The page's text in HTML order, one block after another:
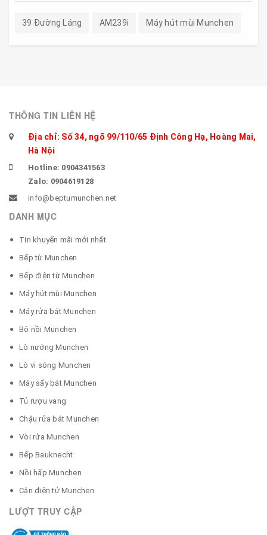
39 Đường Láng AM239i Máy hút mùi Munchen
THÔNG TIN LIÊN HỆ
Địa chỉ: Số 34, ngõ 99/110/65 Định Công Hạ, Hoàng Mai,
Hà Nội
Hotline: 0904341563
Zalo: 0904619128
info@beptumunchen.net
DANH MỤC
Tin khuyến mãi mới nhất
Bếp từ Munchen
Bếp điện từ Munchen
Máy hút mùi Munchen
Máy rửa bát Munchen
Bộ nồi Munchen
Lò nướng Munchen
Lò vi sóng Munchen
Máy sấy bát Munchen
Tủ rượu vang
Chậu rửa bát Munchen
Vòi rửa Munchen
Bếp Bauknecht
Nồi hấp Munchen
Cân điện tử Munchen
LƯỢT TRUY CẬP